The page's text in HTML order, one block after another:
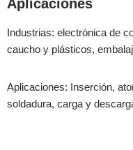
Aplicaciones
Industrias: electrónica de
caucho y plásticos,
Aplicaciones: Inserción,
soldadura, carga y